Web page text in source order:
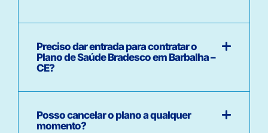
Preciso dar entrada para contratar o
Plano de Saúde Bradesco em Barbalha –
CE?
Posso cancelar o plano a qualquer
momento?